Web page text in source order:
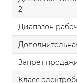
2
Диапазон
Запрет
Класс